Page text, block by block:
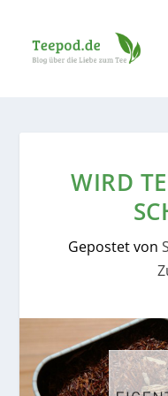
WIRD
Gepostet von